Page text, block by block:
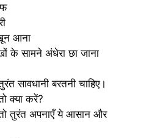
आना
के सामने अंधेरा छा जाना
सावधानी बरतनी चाहिए।
क्या करें?
तुरंत अपनाएँ ये आसान और